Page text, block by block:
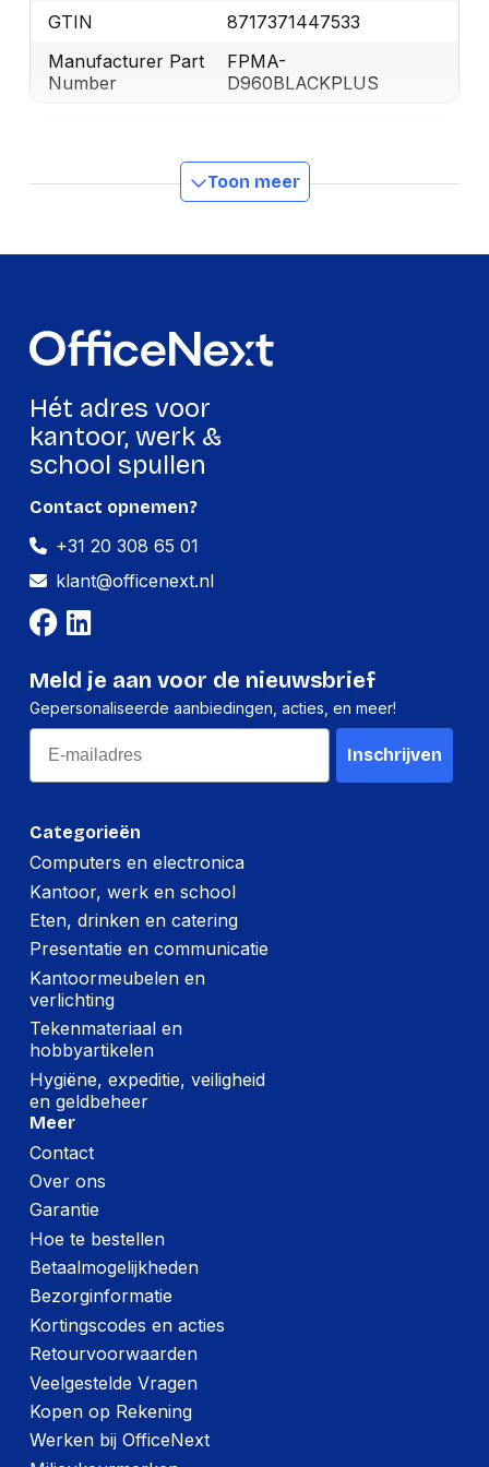
GTIN
8717371447533
Manufacturer Part
Number
FPMA-
D960BLACKPLUS
Model
Landschap
Type
hoogteverstelling
Handmatig
Draaien
Draaibaar
Verstelbare diepte
kantel aanpassingen
Verbeterd
kabelbeheer
Draaihoek
Logistieke gegevens
Land van herkomst
Taiwan
Code
geharmoniseerd
7326909890
Netto gewicht
kartonnen doos
(Buitenste)
hoofdverpakking
hoogte
645 mm
(Buitenste)
hoofdverpakking
lengte
(Buitenste)
hoofdverpakking
breedte
370 mm
(Buitenste)
hoofdverpakking
brutogewicht
Montage
Montage
Montagewijze
Paneelmontage-
interface
Geschikt voor tv
Toon meer
Hét adres voor
kantoor, werk &
school spullen
Categorieën
Computers en electronica
Kantoor, werk en school
Eten, drinken en catering
Presentatie en communicatie
Kantoormeubelen en
verlichting
Tekenmateriaal en
hobbyartikelen
Hygiëne, expeditie, veiligheid
en geldbeheer
Meer
Contact
Over ons
Garantie
Hoe te bestellen
Betaalmogelijkheden
Bezorginformatie
Kortingscodes en acties
Retourvoorwaarden
Veelgestelde Vragen
Kopen op Rekening
Werken bij OfficeNext
Contact opnemen?
+31 20 308 65 01
klant@officenext.nl
Meld je aan voor de nieuwsbrief
Gepersonaliseerde aanbiedingen, acties, en meer!
Email
Inschrijven